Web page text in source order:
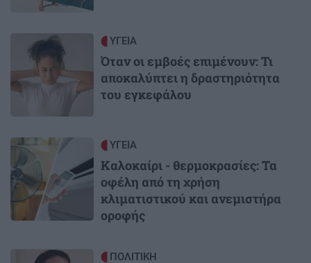
Image ΥΓΕΙΑ
Όταν οι εμβοές επιμένουν: Τι
αποκαλύπτει η δραστηριότητα
του εγκεφάλου
Image ΥΓΕΙΑ
Καλοκαίρι - θερμοκρασίες: Τα
οφέλη από τη χρήση
κλιματιστικού και ανεμιστήρα
οροφής
Image ΠΟΛΙΤΙΚΗ